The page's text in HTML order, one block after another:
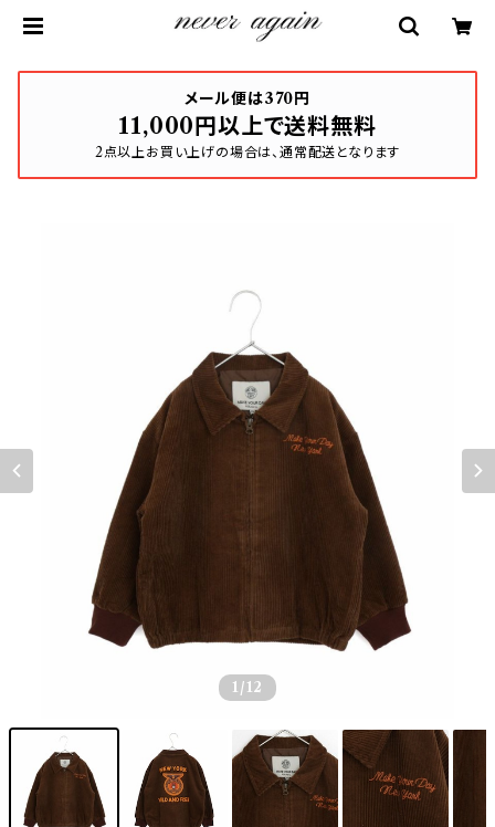
メール便は370円
11,000円以上で送料無料
2点以上お買い上げの場合は、通常配送となります
1 /12